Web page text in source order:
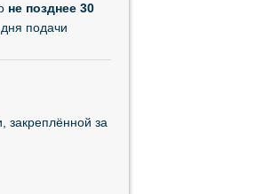
не позднее 30
подачи
закреплённой за